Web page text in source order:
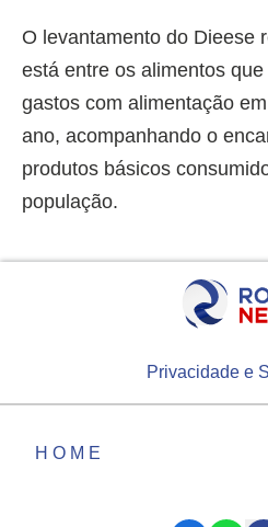
O levantamento do Dieese
está entre os alimentos
gastos com alimentação
ano, acompanhando o
produtos básicos
população.
Privacidade e
HOME